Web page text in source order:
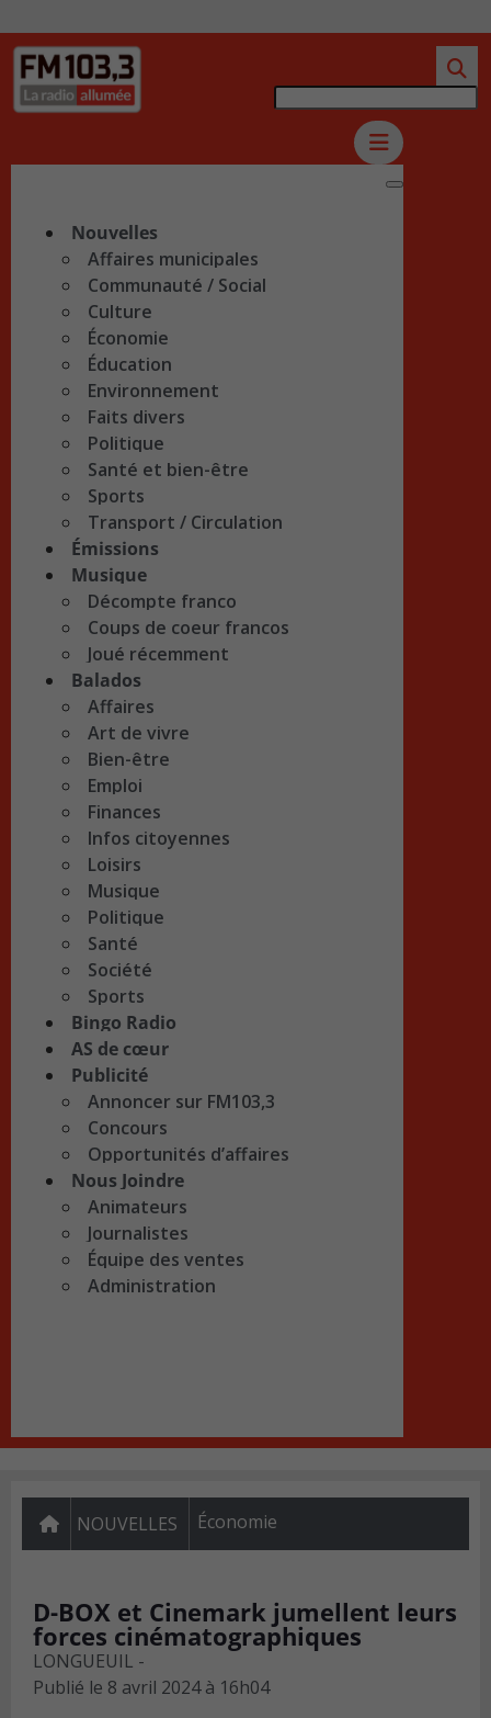
Nouvelles
Affaires municipales
Communauté / Social
Culture
Économie
Éducation
Environnement
Faits divers
Politique
Santé et bien-être
Sports
Transport / Circulation
Émissions
Musique
Décompte franco
Coups de coeur francos
Joué récemment
Balados
Affaires
Art de vivre
Bien-être
Emploi
Finances
Infos citoyennes
Loisirs
Musique
Politique
Santé
Société
Sports
Bingo Radio
AS de cœur
Publicité
Annoncer sur FM103,3
Concours
Opportunités d’affaires
Nous Joindre
Animateurs
Journalistes
Équipe des ventes
Administration
NOUVELLES Économie
D-BOX et Cinemark jumellent leurs
forces cinématographiques
LONGUEUIL -
Publié le 8 avril 2024 à 16h04